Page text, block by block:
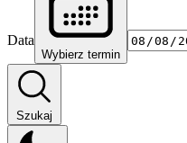
Data
Wybierz termin
Szukaj